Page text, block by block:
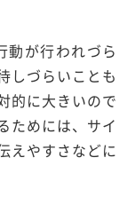
動が行われづら
しづらいことも
的に大きいので
ためには、サイ
えやすさなどに